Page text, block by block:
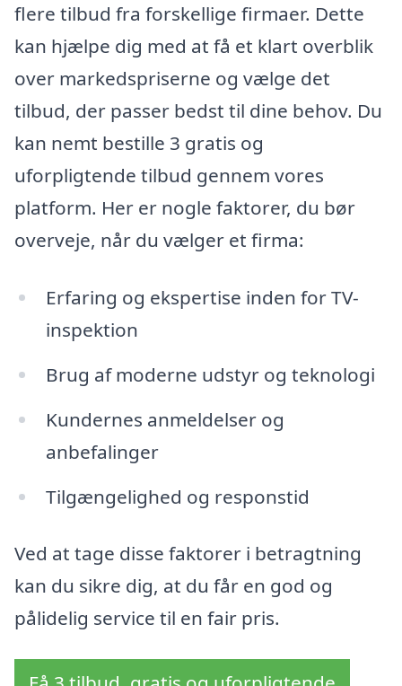
flere tilbud fra forskellige firmaer. Dette
kan hjælpe dig med at få et klart overblik
over markedspriserne og vælge det
tilbud, der passer bedst til dine behov. Du
kan nemt bestille 3 gratis og
uforpligtende tilbud gennem vores
platform. Her er nogle faktorer, du bør
overveje, når du vælger et firma:
Erfaring og ekspertise inden for TV-
inspektion
Brug af moderne udstyr og teknologi
Kundernes anmeldelser og
anbefalinger
Tilgængelighed og responstid
Ved at tage disse faktorer i betragtning
kan du sikre dig, at du får en god og
pålidelig service til en fair pris.